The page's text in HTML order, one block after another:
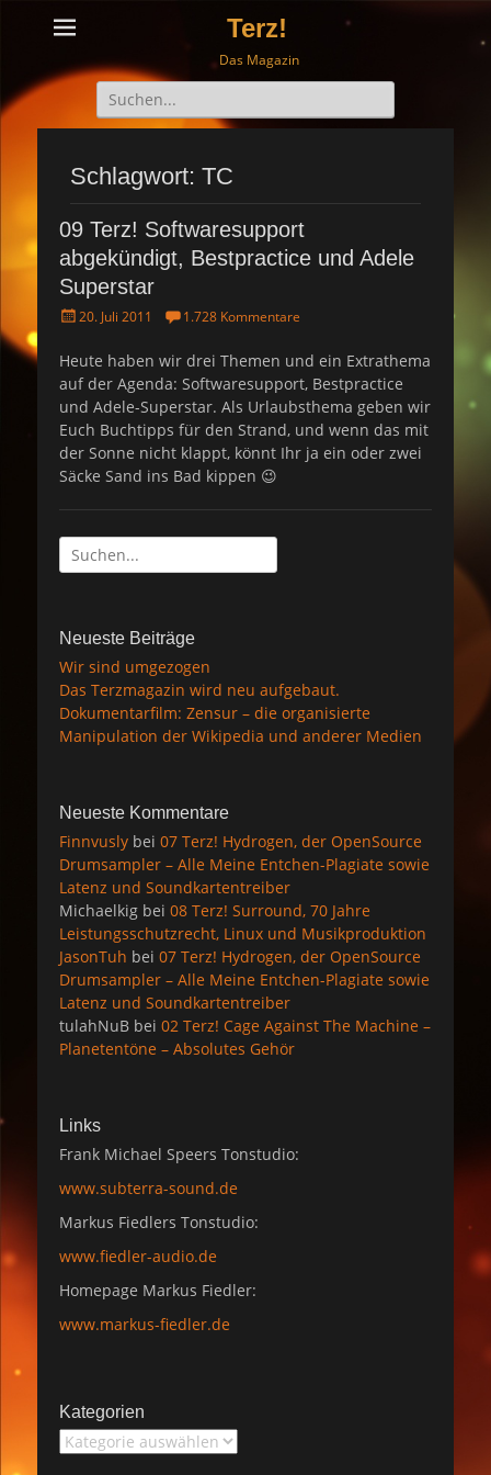
Terz!
Das Magazin
Suche
nach:
Schlagwort: TC
09 Terz! Softwaresupport
abgekündigt, Bestpractice und Adele
Superstar
P
s
e
d
o
n
20. Juli 2011 1.728 Kommentare
Heute haben wir drei Themen und ein Extrathema
auf der Agenda: Softwaresupport, Bestpractice
und Adele-Superstar. Als Urlaubsthema geben wir
Euch Buchtipps für den Strand, und wenn das mit
der Sonne nicht klappt, könnt Ihr ja ein oder zwei
Säcke Sand ins Bad kippen 😉
Suche
nach:
Neueste Beiträge
Wir sind umgezogen
Das Terzmagazin wird neu aufgebaut.
Dokumentarfilm: Zensur – die organisierte
Manipulation der Wikipedia und anderer Medien
Neueste Kommentare
Finnvusly bei 07 Terz! Hydrogen, der OpenSource
Drumsampler – Alle Meine Entchen-Plagiate sowie
Latenz und Soundkartentreiber
Michaelkig bei 08 Terz! Surround, 70 Jahre
Leistungsschutzrecht, Linux und Musikproduktion
JasonTuh bei 07 Terz! Hydrogen, der OpenSource
Drumsampler – Alle Meine Entchen-Plagiate sowie
Latenz und Soundkartentreiber
tulahNuB bei 02 Terz! Cage Against The Machine –
Planetentöne – Absolutes Gehör
Links
Frank Michael Speers Tonstudio:
www.subterra-sound.de
Markus Fiedlers Tonstudio:
www.fiedler-audio.de
Homepage Markus Fiedler:
www.markus-fiedler.de
Kategorien
Kategorien